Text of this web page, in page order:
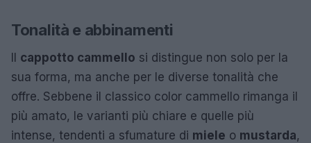
Tonalità e abbinamenti
Il cappotto cammello si distingue non solo per la
sua forma, ma anche per le diverse tonalità che
offre. Sebbene il classico color cammello rimanga il
più amato, le varianti più chiare e quelle più
intense, tendenti a sfumature di miele o mustarda,